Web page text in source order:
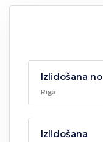
Izlidošana no
Rīga
Izlidošana